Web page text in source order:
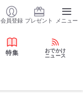
会員登録 プレゼント メニュー
特集
おでかけ
ニュース